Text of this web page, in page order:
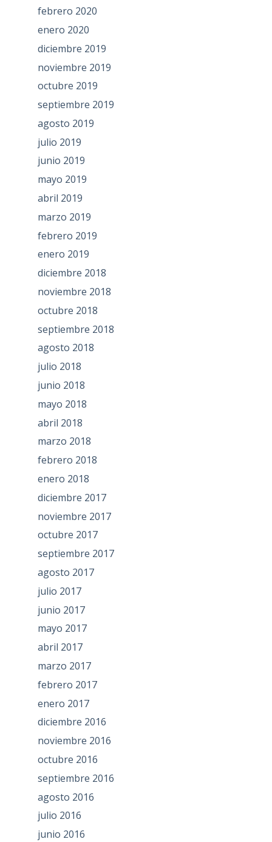
febrero 2020
enero 2020
diciembre 2019
noviembre 2019
octubre 2019
septiembre 2019
agosto 2019
julio 2019
junio 2019
mayo 2019
abril 2019
marzo 2019
febrero 2019
enero 2019
diciembre 2018
noviembre 2018
octubre 2018
septiembre 2018
agosto 2018
julio 2018
junio 2018
mayo 2018
abril 2018
marzo 2018
febrero 2018
enero 2018
diciembre 2017
noviembre 2017
octubre 2017
septiembre 2017
agosto 2017
julio 2017
junio 2017
mayo 2017
abril 2017
marzo 2017
febrero 2017
enero 2017
diciembre 2016
noviembre 2016
octubre 2016
septiembre 2016
agosto 2016
julio 2016
junio 2016